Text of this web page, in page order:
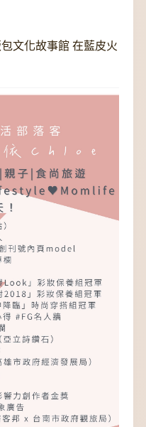
文化故事館 在藍皮火